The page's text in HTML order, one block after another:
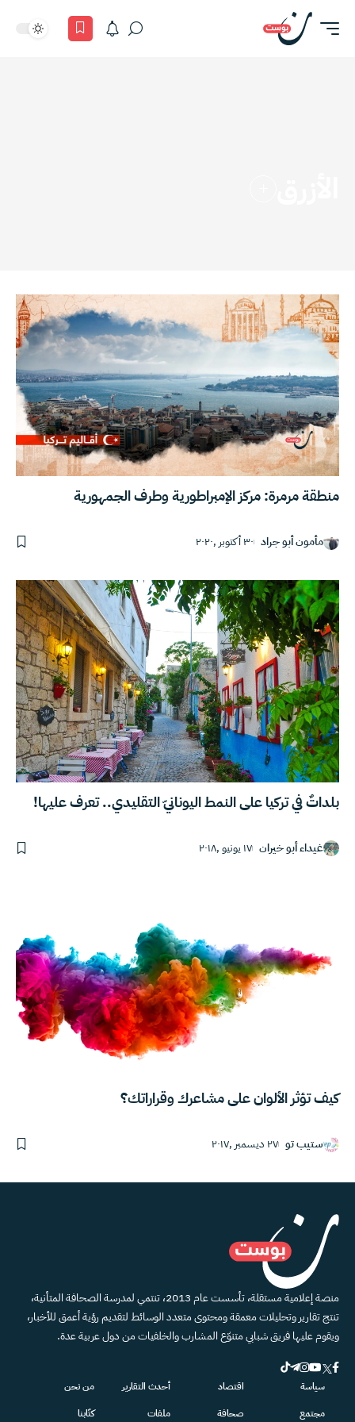
منطقة مرمرة: مركز الإمبراطورية وطرف الجمهورية
مأمون أبو جراد ٣٠ أكتوبر ,٢٠٢٠
بلداتٌ في تركيا على النمط اليونانيّ التقليدي.. تعرف عليها!
غيداء أبو خيران ١٧ يونيو ,٢٠١٨
كيف تؤثر الألوان على مشاعرك وقراراتك؟
ستيب تو ٢٧ ديسمبر ,٢٠١٧
منصة إعلامية مستقلة، تأسست عام 2013، تنتمي لمدرسة الصحافة المتأنية،
تنتج تقارير وتحليلات معمقة ومحتوى متعدد الوسائط لتقديم رؤية أعمق للأخبار،
ويقوم عليها فريق شبابي متنوّع المشارب والخلفيات من دول عربية عدة.
سياسة
مجتمع
اقتصاد
صحافة
أحدث التقارير
ملفات
من نحن
كتّابنا